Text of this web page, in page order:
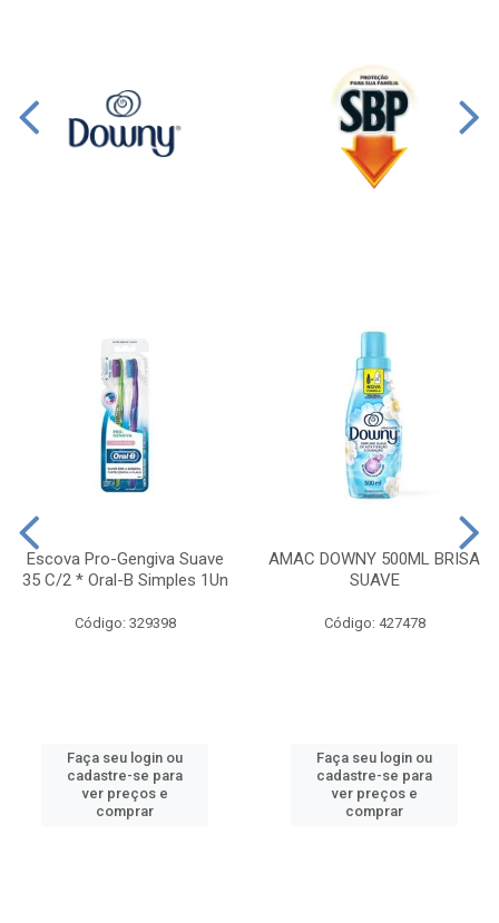
Escova Pro-Gengiva Suave
35 C/2 * Oral-B Simples 1Un
Código: 329398
Faça seu login ou
cadastre-se para
ver preços e
comprar
AMAC DOWNY 500ML BRISA
SUAVE
Código: 427478
Faça seu login ou
cadastre-se para
ver preços e
comprar